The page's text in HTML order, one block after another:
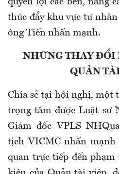
quyền lợi các bên, nâng
thúc đẩy khu vực tư
ông Tiến nhấn mạnh.
NHỮNG THAY ĐỔI
QUẢN
Chia sẻ tại hội nghị, một
trọng tâm được Luật sư
Giám đốc VPLS
tịch VICMC nhấn
quan trực tiếp đến phạm